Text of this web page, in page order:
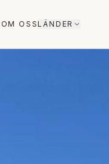
OM OSSLÄNDER